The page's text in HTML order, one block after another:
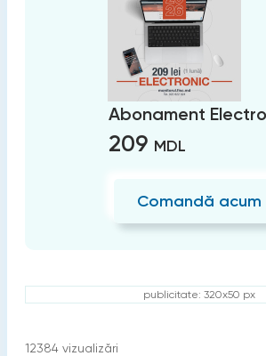
Abonament
209 MDL
Comandă acum
publicitate: 320x50 px
12384 vizualizări